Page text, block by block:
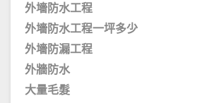
外墻防水工程
外墻防水工程一坪多少
外墻防漏工程
外牆防水
大量毛髮